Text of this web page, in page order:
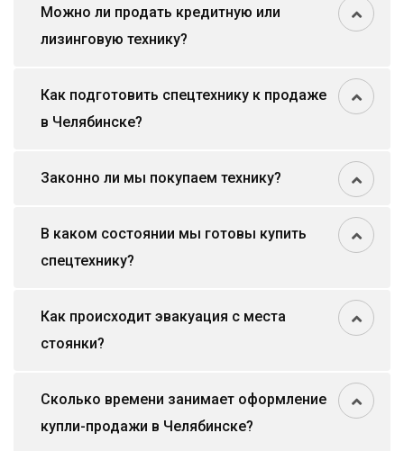
Можно ли продать кредитную или
лизинговую технику?
Как подготовить спецтехнику к продаже
в Челябинске?
Законно ли мы покупаем технику?
В каком состоянии мы готовы купить
спецтехнику?
Как происходит эвакуация с места
стоянки?
Сколько времени занимает оформление
купли-продажи в Челябинске?